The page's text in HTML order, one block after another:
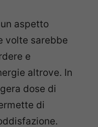
aspetto
volte sarebbe
e
altrove. In
dose di
di